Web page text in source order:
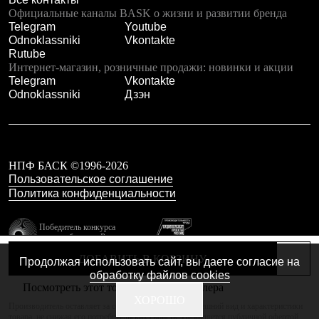
Чуни
Уход за обувью
Аксессуары
Головные уборы
Шапки
Балаклавы и маски
Кепки и бейсболки
Шарфы
Перчатки
Рукавицы
Носки
Полезные аксессуары
Брелки
Ремни
Шевроны
Опушки
Термоковрики
Уход за одеждой
ДОБАВИТЬ В КОРЗИНУ
Посмотреть этот товар в каталоге дилера
товара, не снижая его потребительских свойств. Не является публичной офертой.
Официальные каналы BASK о жизни и развитии бренда
Telegram
Youtube
Odnoklassniki
Vkontakte
Rutube
Интернет-магазин, розничные продажи: новинки и акции
Telegram
Vkontakte
Odnoklassniki
Дзэн
НПФ БАСК ©1996-2026
Пользовательское соглашение
Политика конфиденциальности
Победитель конкурса
лучших брендов России
резидент технопарка
Калибр
Продолжая использовать сайт, вы даете согласие на
обработку файлов cookies